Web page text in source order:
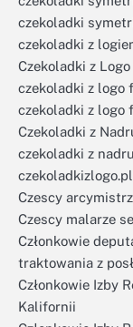
czekoladki
czekoladki z
Czekoladki z Logo
czekoladki z logo
czekoladki z logo
Czekoladki z
czekoladki z
czekoladkizlogo.pl
Czescy
Czescy malarze
Członkowie
traktowania z
Członkowie Izby
Kalifornii